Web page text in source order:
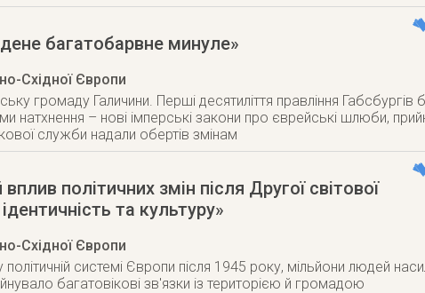
багатобарвне минуле»
Східної Європи
громаду Галичини. Перші десятиліття правління Габсбургів
натхнення – нові імперські закони про єврейські шлюби,
служби надали обертів змінам
політичних змін після Другої світової
та культуру»
Східної Європи
системі Європи після 1945 року, мільйони людей
багатовікові зв'язки із територією й громадою